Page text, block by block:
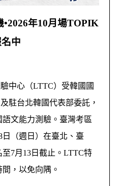
年10月場TOPIK
中
心（LTTC）受韓國國
駐台北韓國代表部委託，
文能力測驗。臺灣考區
（週日）在臺北、臺
7月13日截止。LTTC特
，以免向隅。